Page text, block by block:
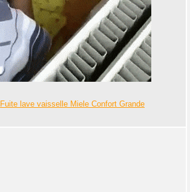
Fuite lave vaisselle Miele Confort Grande